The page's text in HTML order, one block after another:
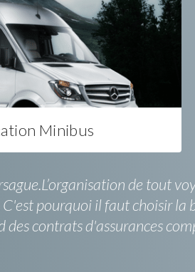
Minibus
de tout
pourquoi il faut choisir
contrats d'assurances